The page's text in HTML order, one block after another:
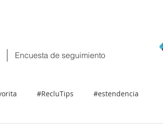
Encuesta de seguimiento
#RecluTips #estendencia